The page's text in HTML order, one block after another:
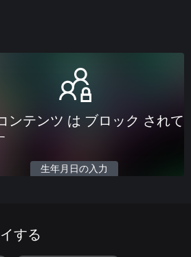
ンテンツ は ブロック されて
生年月日の入力
する